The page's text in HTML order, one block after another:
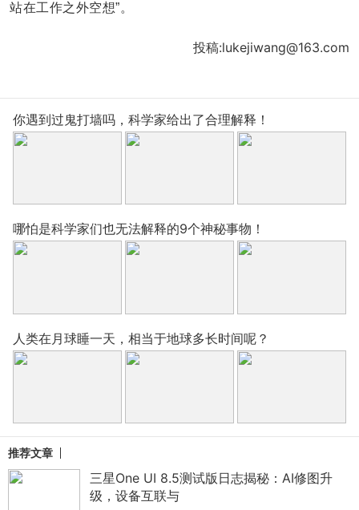
站在工作之外空想”。
投稿:lukejiwang@163.com
你遇到过鬼打墙吗，科学家给出了合理解释！
哪怕是科学家们也无法解释的9个神秘事物！
人类在月球睡一天，相当于地球多长时间呢？
推荐文章
三星One UI 8.5测试版日志揭秘：AI修图升
级，设备互联与